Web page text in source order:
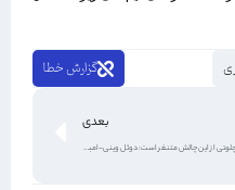
گزارش خطا
بعدی
آنچلوتی از این چالش متنفر است: دوئل وینی-امباپه